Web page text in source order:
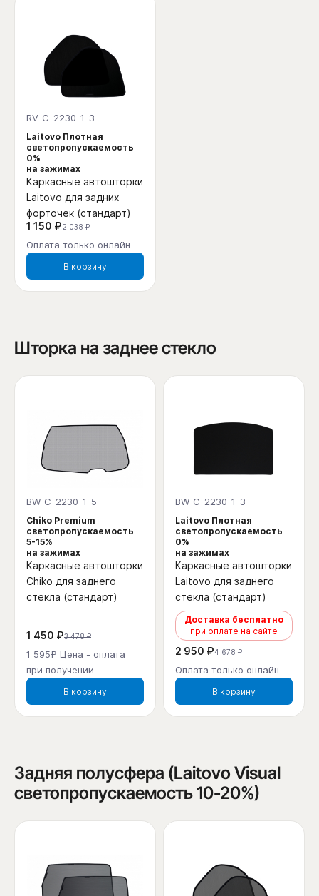
RV-C-2230-1-3
Laitovo Плотная
светопропускаемость
0%
на зажимах
Каркасные автошторки
Laitovo для задних
форточек (стандарт)
1 150 ₽2 038 ₽
Оплата только онлайн
В корзину
Шторка на заднее стекло
BW-C-2230-1-5
Chiko Premium
светопропускаемость
5-15%
на зажимах
Каркасные автошторки
Chiko для заднего
стекла (стандарт)
1 450 ₽3 478 ₽
1 595₽ Цена - оплата
при получении
В корзину
BW-C-2230-1-3
Laitovo Плотная
светопропускаемость
0%
на зажимах
Каркасные автошторки
Laitovo для заднего
стекла (стандарт)
Доставка бесплатно
при оплате на сайте
2 950 ₽4 678 ₽
Оплата только онлайн
В корзину
Задняя полусфера (Laitovo Visual
светопропускаемость 10-20%)